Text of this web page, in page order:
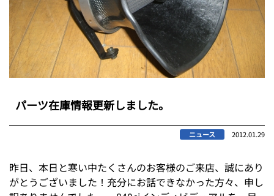
パーツ在庫情報更新しました。
ニュース 2012.01.29
昨日、本日と寒い中たくさんのお客様のご来店、誠にあり
がとうございました！充分にお話できなかった方々、申し